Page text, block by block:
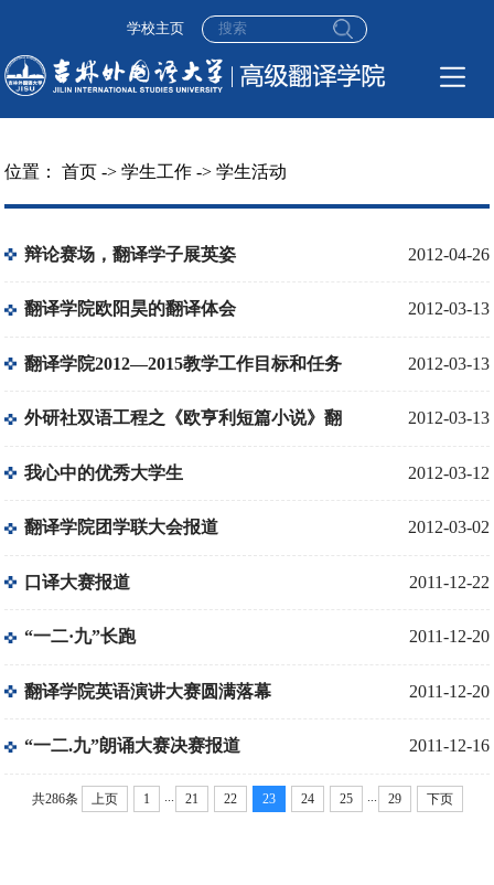
学校主页
位置：首页 ->学生工作 ->学生活动
2012-04-26
辩论赛场，翻译学子展英姿
2012-03-13
翻译学院欧阳昊的翻译体会
2012-03-13
翻译学院2012—2015教学工作目标和任务
报道 2012-03-13
外研社双语工程之《欧亨利短篇小说》翻
译项目 2012-03-12
我心中的优秀大学生
2012-03-02
翻译学院团学联大会报道
2011-12-22
口译大赛报道
2011-12-20
“一二·九”长跑
2011-12-20
翻译学院英语演讲大赛圆满落幕
2011-12-16
“一二.九”朗诵大赛决赛报道
共286条 上页 1 ... 21 22 23 24 25 ... 29 下页